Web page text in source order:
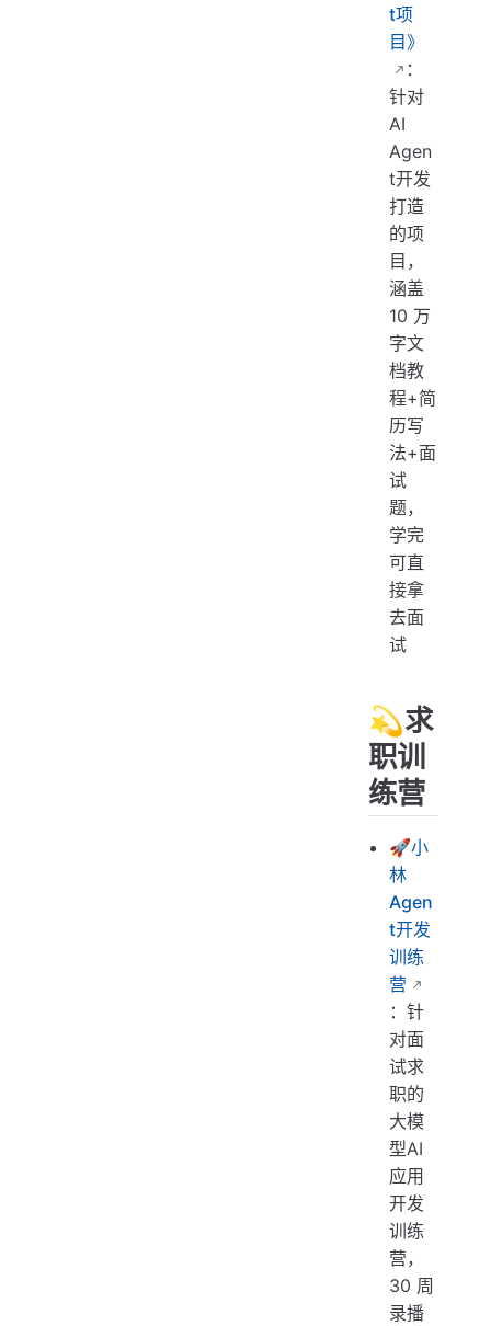
t项
目》
：
针对
AI
Agen
t开发
打造
的项
目，
涵盖
10 万
字文
档教
程+简
历写
法+面
试
题，
学完
可直
接拿
去面
试
💫求
职训
练营
🚀小
林
Agen
t开发
训练
营
：针
对面
试求
职的
大模
型AI
应用
开发
训练
营，
30 周
录播